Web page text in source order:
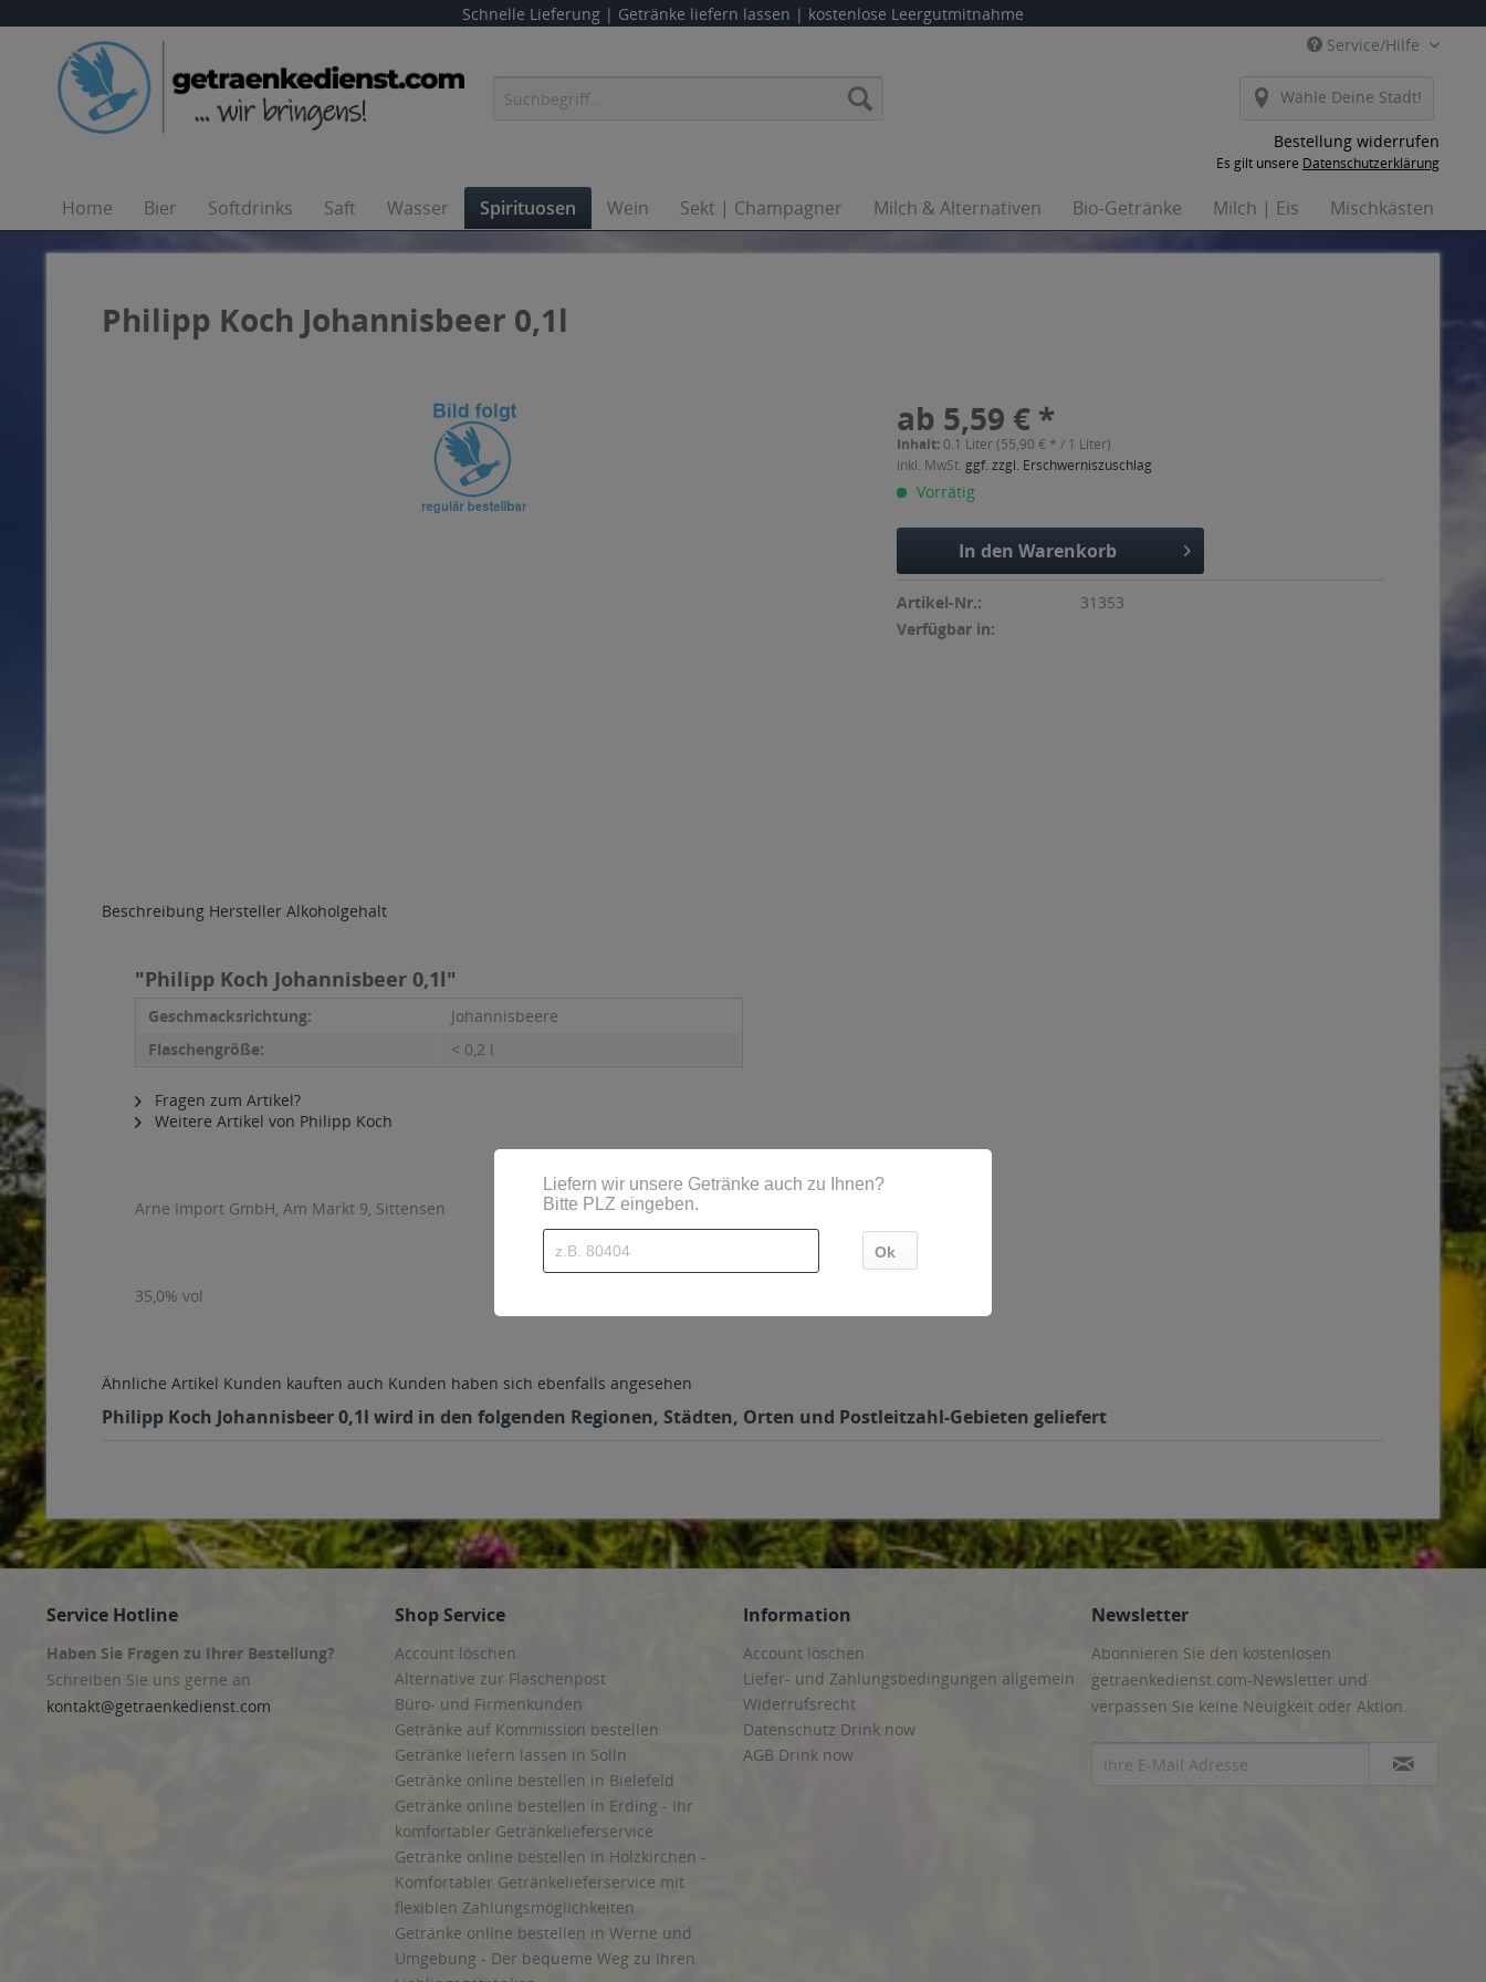
Schnelle Lieferung | Getränke liefern lassen | kostenlose Leergutmitnahme
Service/Hilfe
Wähle Deine Stadt!
Bestellung widerrufen
Es gilt unsere Datenschutzerklärung
Home Bier Softdrinks Saft Wasser Spirituosen Wein Sekt | Champagner Milch & Alternativen Bio-Getränke Milch | Eis Mischkästen
Philipp Koch Johannisbeer 0,1l
ab 5,59 € *
Inhalt: 0.1 Liter (55,90 € * / 1 Liter)
inkl. MwSt. ggf. zzgl. Erschwerniszuschlag
Vorrätig
In den Warenkorb
Artikel-Nr.:
31353
Verfügbar in:
Beschreibung Hersteller Alkoholgehalt
"Philipp Koch Johannisbeer 0,1l"
Geschmacksrichtung:
Johannisbeere
Flaschengröße:
< 0,2 l
Fragen zum Artikel?
Weitere Artikel von Philipp Koch
Arne Import GmbH, Am Markt 9, Sittensen
35,0% vol
Ähnliche Artikel Kunden kauften auch Kunden haben sich ebenfalls angesehen
Philipp Koch Johannisbeer 0,1l wird in den folgenden Regionen, Städten, Orten und Postleitzahl-Gebieten geliefert
Service Hotline
Haben Sie Fragen zu Ihrer Bestellung?
Schreiben Sie uns gerne an
kontakt@getraenkedienst.com
Shop Service
Account löschen
Alternative zur Flaschenpost
Büro- und Firmenkunden
Getränke auf Kommission bestellen
Getränke liefern lassen in Solln
Getränke online bestellen in Bielefeld
Getränke online bestellen in Erding - Ihr
komfortabler Getränkelieferservice
Getränke online bestellen in Holzkirchen -
Komfortabler Getränkelieferservice mit
flexiblen Zahlungsmöglichkeiten
Getränke online bestellen in Werne und
Umgebung - Der bequeme Weg zu Ihren
Information
Account löschen
Liefer- und Zahlungsbedingungen allgemein
Widerrufsrecht
Datenschutz Drink now
AGB Drink now
Newsletter
Abonnieren Sie den kostenlosen
getraenkedienst.com-Newsletter und
verpassen Sie keine Neuigkeit oder Aktion.